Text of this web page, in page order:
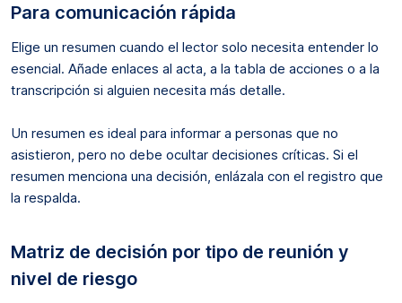
Para comunicación rápida
Elige un resumen cuando el lector solo necesita entender lo
esencial. Añade enlaces al acta, a la tabla de acciones o a la
transcripción si alguien necesita más detalle.
Un resumen es ideal para informar a personas que no
asistieron, pero no debe ocultar decisiones críticas. Si el
resumen menciona una decisión, enlázala con el registro que
la respalda.
Matriz de decisión por tipo de reunión y
nivel de riesgo